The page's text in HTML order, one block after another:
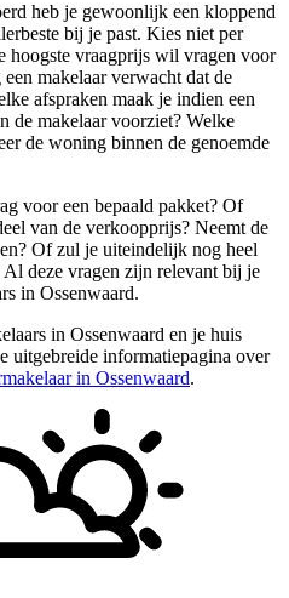
heb je gewoonlijk een kloppend
bij je past. Kies niet per
hoogste vraagprijs wil vragen voor
makelaar verwacht dat de
afspraken maak je indien een
de makelaar voorziet? Welke
de woning binnen de genoemde
voor een bepaald pakket? Of
van de verkoopprijs? Neemt de
Of zul je uiteindelijk nog heel
deze vragen zijn relevant bij je
in Ossenwaard.
in Ossenwaard en je huis
uitgebreide informatiepagina over
in Ossenwaard.